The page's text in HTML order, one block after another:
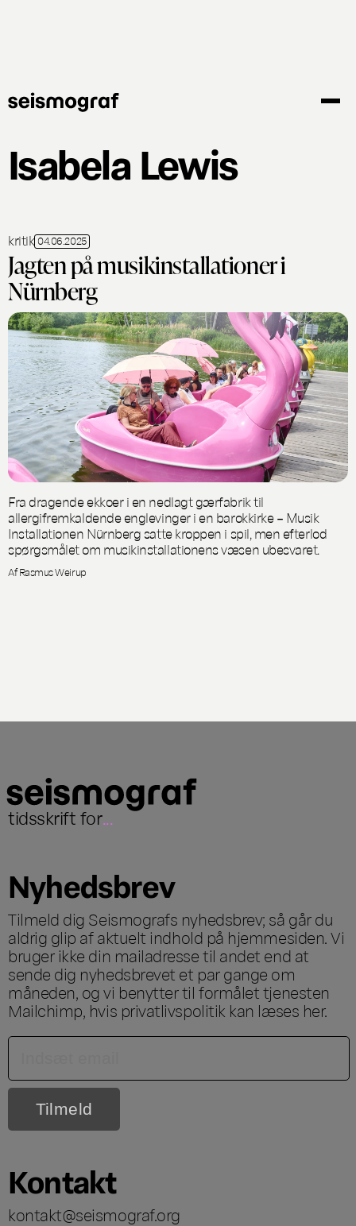
Isabela Lewis
kritik 04.06.2025
Jagten på musikinstallationer i
Nürnberg
Fra dragende ekkoer i en nedlagt gærfabrik til
allergifremkaldende englevinger i en barokkirke – Musik
Installationen Nürnberg satte kroppen i spil, men efterlod
spørgsmålet om musikinstallationens væsen ubesvaret.
Af Rasmus Weirup
tidsskrift for...
Nyhedsbrev
Tilmeld dig Seismografs nyhedsbrev; så går du
aldrig glip af aktuelt indhold på hjemmesiden. Vi
bruger ikke din mailadresse til andet end at
sende dig nyhedsbrevet et par gange om
måneden, og vi benytter til formålet tjenesten
Mailchimp, hvis privatlivspolitik kan læses her.
Kontakt
kontakt@seismograf.org